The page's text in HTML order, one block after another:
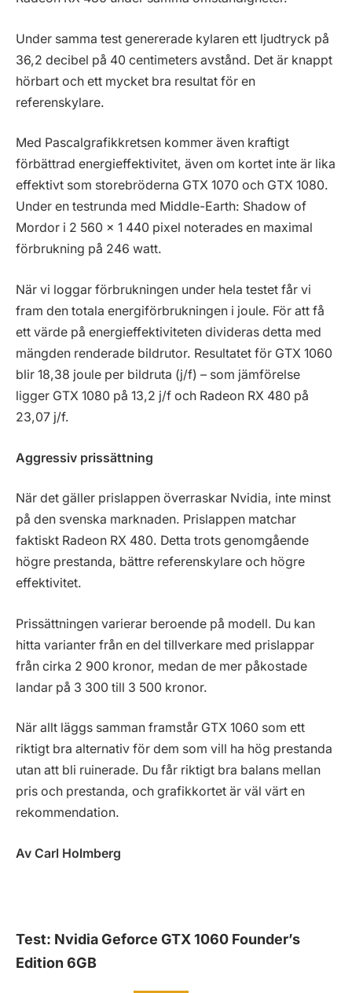
Under samma test genererade kylaren ett ljudtryck på
36,2 decibel på 40 centimeters avstånd. Det är knappt
hörbart och ett mycket bra resultat för en
referenskylare.
Med Pascalgrafikkretsen kommer även kraftigt
förbättrad energieffektivitet, även om kortet inte är lika
effektivt som storebröderna GTX 1070 och GTX 1080.
Under en testrunda med Middle-Earth: Shadow of
Mordor i 2 560 x 1 440 pixel noterades en maximal
förbrukning på 246 watt.
När vi loggar förbrukningen under hela testet får vi
fram den totala energiförbrukningen i joule. För att få
ett värde på energieffektiviteten divideras detta med
mängden renderade bildrutor. Resultatet för GTX 1060
blir 18,38 joule per bildruta (j/f) – som jämförelse
ligger GTX 1080 på 13,2 j/f och Radeon RX 480 på
23,07 j/f.
Aggressiv prissättning
När det gäller prislappen överraskar Nvidia, inte minst
på den svenska marknaden. Prislappen matchar
faktiskt Radeon RX 480. Detta trots genomgående
högre prestanda, bättre referenskylare och högre
effektivitet.
Prissättningen varierar beroende på modell. Du kan
hitta varianter från en del tillverkare med prislappar
från cirka 2 900 kronor, medan de mer påkostade
landar på 3 300 till 3 500 kronor.
När allt läggs samman framstår GTX 1060 som ett
riktigt bra alternativ för dem som vill ha hög prestanda
utan att bli ruinerade. Du får riktigt bra balans mellan
pris och prestanda, och grafikkortet är väl värt en
rekommendation.
Av Carl Holmberg
Test: Nvidia Geforce GTX 1060 Founder’s
Edition 6GB